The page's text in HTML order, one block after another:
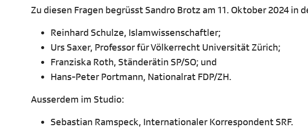
Zu diesen Fragen begrüsst Sandro Brotz am 11. Oktober 2024 in
Reinhard Schulze, Islamwissenschaftler;
Urs Saxer, Professor für Völkerrecht Universität Zürich;
Franziska Roth, Ständerätin SP/SO; und
Hans-Peter Portmann, Nationalrat FDP/ZH.
Ausserdem im Studio:
Sebastian Ramspeck, Internationaler Korrespondent SRF.